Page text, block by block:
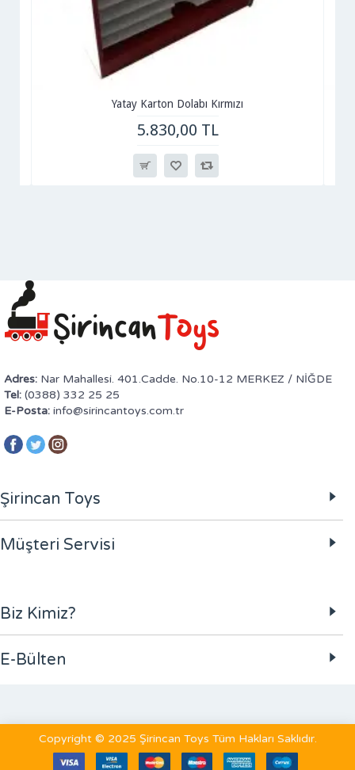
Yatay Karton Dolabı Kırmızı
5.830,00 TL
Adres: Nar Mahallesi. 401.Cadde. No.10-12 MERKEZ / NİĞDE
Tel: (0388) 332 25 25
E-Posta: info@sirincantoys.com.tr
Şirincan Toys
Müşteri Servisi
Biz Kimiz?
E-Bülten
Copyright © 2025 Şirincan Toys Tüm Hakları Saklıdır.